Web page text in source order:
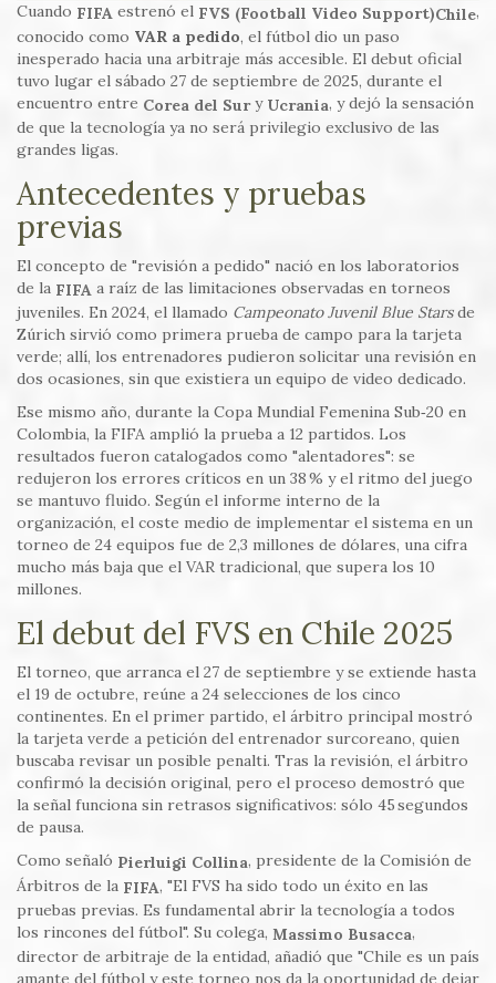
Cuando FIFA estrenó el FVS (Football Video Support)Chile,
conocido como VAR a pedido, el fútbol dio un paso
inesperado hacia una arbitraje más accesible. El debut oficial
tuvo lugar el sábado 27 de septiembre de 2025, durante el
encuentro entre Corea del Sury Ucrania, y dejó la sensación
de que la tecnología ya no será privilegio exclusivo de las
grandes ligas.
Antecedentes y pruebas
previas
El concepto de "revisión a pedido" nació en los laboratorios
de la FIFA a raíz de las limitaciones observadas en torneos
juveniles. En 2024, el llamado Campeonato Juvenil Blue Starsde
Zúrich sirvió como primera prueba de campo para la tarjeta
verde; allí, los entrenadores pudieron solicitar una revisión en
dos ocasiones, sin que existiera un equipo de video dedicado.
Ese mismo año, durante la Copa Mundial Femenina Sub‑20 en
Colombia, la FIFA amplió la prueba a 12 partidos. Los
resultados fueron catalogados como "alentadores": se
redujeron los errores críticos en un 38 % y el ritmo del juego
se mantuvo fluido. Según el informe interno de la
organización, el coste medio de implementar el sistema en un
torneo de 24 equipos fue de 2,3 millones de dólares, una cifra
mucho más baja que el VAR tradicional, que supera los 10
millones.
El debut del FVS en Chile 2025
El torneo, que arranca el 27 de septiembre y se extiende hasta
el 19 de octubre, reúne a 24 selecciones de los cinco
continentes. En el primer partido, el árbitro principal mostró
la tarjeta verde a petición del entrenador surcoreano, quien
buscaba revisar un posible penalti. Tras la revisión, el árbitro
confirmó la decisión original, pero el proceso demostró que
la señal funciona sin retrasos significativos: sólo 45 segundos
de pausa.
Como señaló Pierluigi Collina, presidente de la Comisión de
Árbitros de la FIFA, "El FVS ha sido todo un éxito en las
pruebas previas. Es fundamental abrir la tecnología a todos
los rincones del fútbol". Su colega, Massimo Busacca,
director de arbitraje de la entidad, añadió que "Chile es un país
amante del fútbol y este torneo nos da la oportunidad de dejar